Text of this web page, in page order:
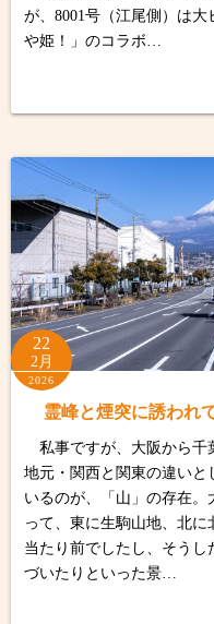
が、8001号（江尾側）は
や姫！」のコラボ…
22
2月
2026
霊峰と煙突に誘われ
私事ですが、大阪から
地元・関西と関東の違いと
いるのが、「山」の存在。
って、東に生駒山地、北
当たり前でしたし、そう
づいたりといった景…